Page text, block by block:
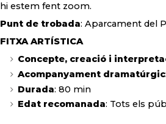
hi estem fent zoom.
Punt de trobada: Aparcament del
FITXA ARTÍSTICA
Concepte, creació i
Acompanyament dramatúrgic
Durada: 80 min
Edat recomanada: Tots els